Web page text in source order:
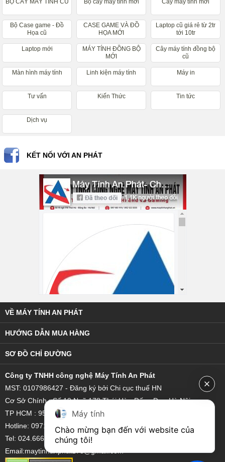
BỘ CÂY MÁY TÍNH CŨ Bộ cây máy tính mới Cây máy tính mới
Bộ Case game - Đồ
Họa cũ
CASE GAME VÀ ĐỒ
HỌA MỚI
Laptop cũ giá rẻ từ 2tr
tới 10tr
Laptop mới
MÁY TÍNH ĐỒNG BỘ
MỚI
Cây máy tính đồng bộ
cũ
Màn hình máy tính Linh kiện máy tính Máy in
Tư vấn Kiến Thức Tin tức
Dịch vụ
KẾT NỐI VỚI AN PHÁT
VỀ MÁY TÍNH AN PHÁT
HƯỚNG DẪN MUA HÀNG
SƠ ĐỒ CHỈ ĐƯỜNG
Công ty TNHH công nghệ Máy Tính An Phát
MST: 0107986427 - Đăng ký bởi Chi cục thuế HN
Cơ Sở Chính : Số 19 Ngõ 178 Thái Hà - Đống Đa - Hà Nội
TP HCM : 95/18 Hoàng Bật Đạt, Phường 15, Quận Tân Bình
Hotline: 0971 851 111 - 0921 22 3333
Tel: 024.6662.2909
Email:maytinhanphat178@gmail.com
Máy tính
Chào mừng bạn đến với website của
chúng tôi!